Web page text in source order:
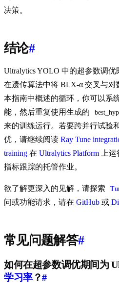
决策。
结论#
Ultralytics YOLO 中的超参数调
在遗传算法中将 BLX-α 交叉与
本指南中概述的循环，你可以系
能，然后重复使用生成的
来的训练运行。若要跨并行试验
优，请继续阅读 Ray Tune
training 在 Ultralytics Platform 上
指标跟踪的托管作业。
欲了解更深入的见解，请探索
问或功能请求，请在 GitHub 或
常见问题解答#
如何在超参数调优期间为
学习率？#